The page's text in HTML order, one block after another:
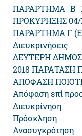
ΠΑΡΑΡΤΗΜΑ Β
ΠΡΟΚΥΡΗΞΗΣ 04/
ΠΑΡΑΡΤΗΜΑ Γ
Διευκρινήσεις
ΔΕΥΤΕΡΗ
2018 ΠΑΡΑΤΑΣΗ
ΑΠΟΦΑΣΗ
Απόφαση επί
Διευκρίνηση
Πρόσκληση